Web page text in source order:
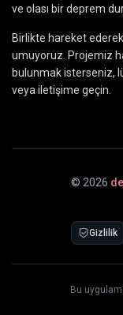
ve olası bir deprem
Birlikte hareket
umuyoruz. Projemiz
bulunmak isterseniz,
veya iletişime geçin.
© 2026
Gizlilik
Bu